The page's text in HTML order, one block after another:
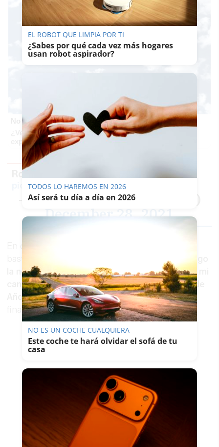
No es tu imaginación
¿Ves caras en enchufes, coches o nubes? Tiene
explicación
Roberto Brasero de Bel-Air.
pic.twitter.com/cKzXatHM64
— Toniemcee (@toniemcee)
December 28, 2021
En cuando a Nochevieja, el presentador lo deja
“Manga corta a mediodía, y luego
la noche será fría, pero no tanto. Aquí te dejo mi
canto, está es la previsión: primavera en Fin de
Año. No es una inocentada, es el anticiclón”,
finalizaba Brasero entre risas.
EL ROBOT QUE LIMPIA POR TI
¿Sabes por qué cada vez más hogares
usan robot aspirador?
TODOS LO HAREMOS EN 2026
Así será tu día a día en 2026
NO ES UN COCHE CUALQUIERA
Este coche te hará olvidar el sofá de tu
casa